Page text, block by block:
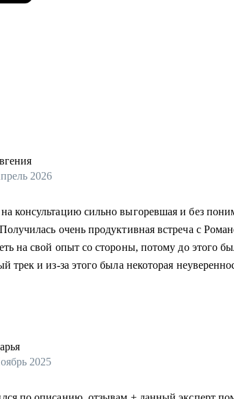
2026
консультацию сильно выгоревшая и без
очень продуктивная встреча с
на свой опыт со стороны, потому до этого
трек и из-за этого была некоторая
2025